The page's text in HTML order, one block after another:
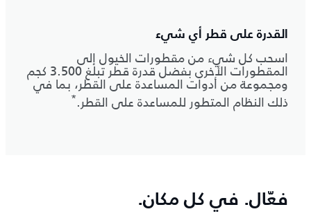
القدرة على قطر أي شيء
اسحب كل شيء من مقطورات الخيول إلى
المقطورات الأخرى بفضل قدرة قطر تبلغ 3.500 كجم
ومجموعة من أدوات المساعدة على القطر، بما في
ذلك النظام المتطور للمساعدة على القطر.*
فعّال. في كل مكان.